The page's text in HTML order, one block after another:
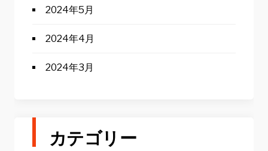
2024年5月
2024年4月
2024年3月
カテゴリー